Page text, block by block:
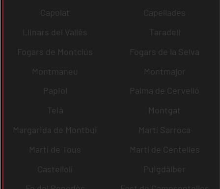
Capolat
Capellades
Llinars del Vallès
Taradell
Fogars de Montclús
Fogars de la Selva
Montmaneu
Montmajor
Papiol
Palma de Cervelló
Teià
Montgat
Margarida de Montbui
Martí Sarroca
Martí de Tous
Martí de Centelles
Castellolí
Puigdàlber